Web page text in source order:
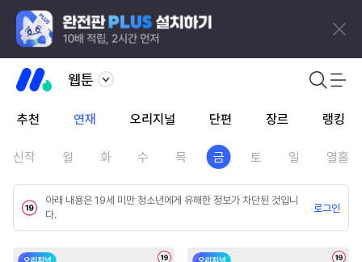
웹툰
추천 연재 오리지널 단편 장르 랭킹
신작 월 화 수 목 금 토 일 열흘
아래 내용은 19세 미만 청소년에게 유해한 정보가 차단된 것입니
다.
로그인